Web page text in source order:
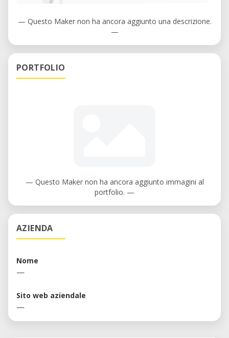
— Questo Maker non ha ancora aggiunto una descrizione.
—
PORTFOLIO
— Questo Maker non ha ancora aggiunto immagini al
portfolio. —
AZIENDA
Nome
—
Sito web aziendale
—